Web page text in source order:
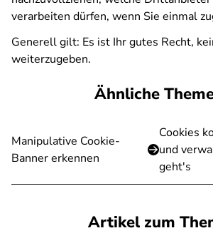
verarbeiten dürfen, wenn Sie einmal
Generell gilt: Es ist Ihr gutes Recht,
weiterzugeben.
Ähnliche
Manipulative Cookie-
Banner erkennen
Cookies
und
geht's
Artikel zum